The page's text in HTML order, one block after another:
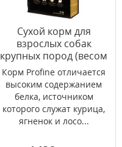
Сухой корм для
взрослых собак
крупных пород (весом
от 25 кг) Profine Adult
Large Breed Chicken 15
+ 2 кг (курица)
Корм Profine отличается
высоким содержанием
белка, источником
которого служат курица,
ягненок и лосо...